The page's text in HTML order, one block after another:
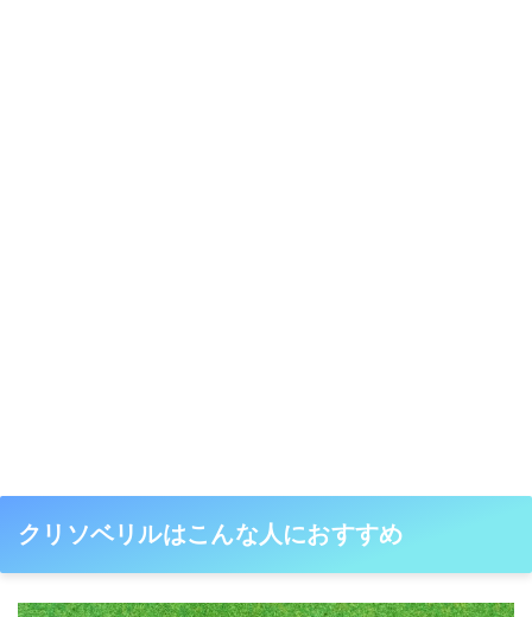
クリソベリルはこんな人におすすめ